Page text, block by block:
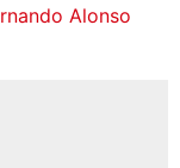
Alonso